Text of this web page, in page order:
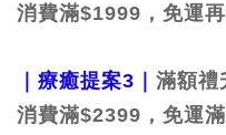
消費滿$1999， 免運
｜療癒提案3
滿額禮
消費滿$2399， 免運